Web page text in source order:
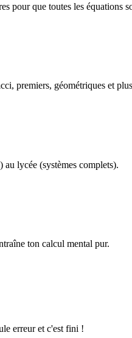
pour que toutes les équations
premiers, géométriques et
lycée (systèmes complets).
ton calcul mental pur.
erreur et c'est fini !